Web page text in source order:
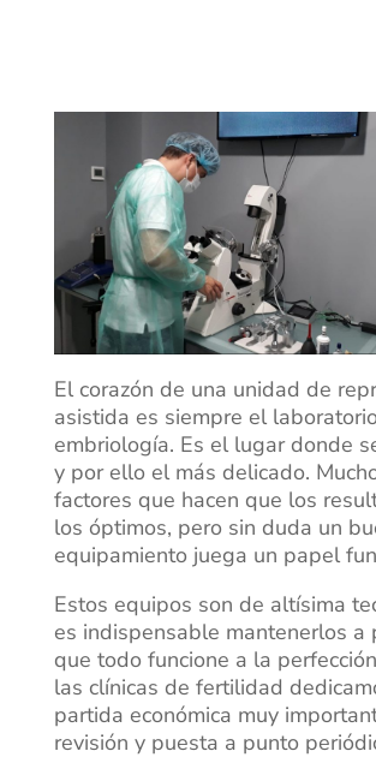
El corazón de una unidad de
asistida es siempre el
embriología. Es el lugar donde
y por ello el más delicado.
factores que hacen que los
los óptimos, pero sin duda un
equipamiento juega un papel
Estos equipos son de altísima
es indispensable mantenerlos a
que todo funcione a la
las clínicas de fertilidad
partida económica muy
revisión y puesta a punto